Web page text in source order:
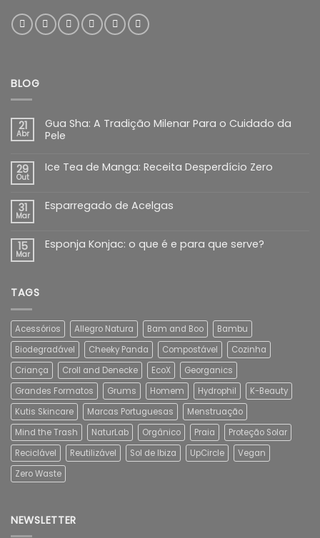
BLOG
21
Abr
Gua Sha: A Tradição Milenar Para o Cuidado da
Pele
29
Out
Ice Tea de Manga: Receita Desperdício Zero
31
Mar
Esparregado de Acelgas
15
Mar
Esponja Konjac: o que é e para que serve?
TAGS
Acessórios Allegro Natura Bam and Boo
Bambu
Biodegradável
Cheeky Panda Compostável
Cozinha
Criança
Croll and Denecke EcoX
Georganics
Grandes Formatos
Grums Homem Hydrophil
K-Beauty
Kutis Skincare
Marcas Portuguesas
Menstruação
Mind the Trash
NaturLab Orgânico Praia
Proteção Solar
Reciclável
Reutilizável Sol de Ibiza UpCircle
Vegan
Zero Waste
NEWSLETTER